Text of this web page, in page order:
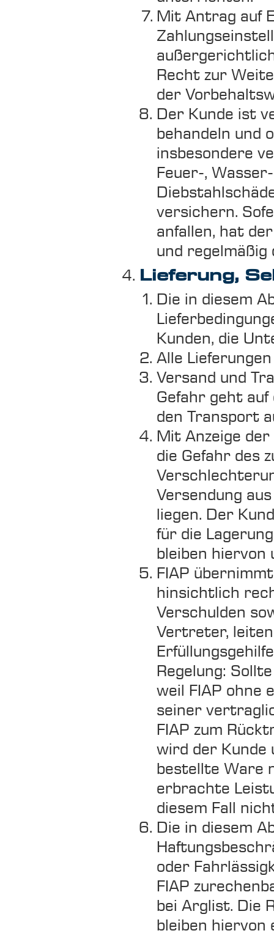
Mit Antrag auf
Recht zur
der
Der Kunde ist
behandeln und
insbesondere
Feuer-,
versichern.
anfallen, hat
und
Lieferung,
Die in diesem
Kunden, die
Alle
Versand und
Gefahr geht auf
den Transport
Mit Anzeige
die Gefahr des
Versendung
liegen. Der
für die
bleiben hiervon
FIAP
hinsichtlich
Verschulden
Vertreter,
Regelung:
weil FIAP ohne
seiner
FIAP zum
wird der Kunde
bestellte Ware
erbrachte
diesem Fall
Die in diesem
oder
FIAP
bei Arglist. Die
bleiben hiervon